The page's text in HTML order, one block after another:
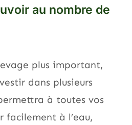
au nombre de
plus important,
dans plusieurs
à toutes vos
facilement à l’eau,